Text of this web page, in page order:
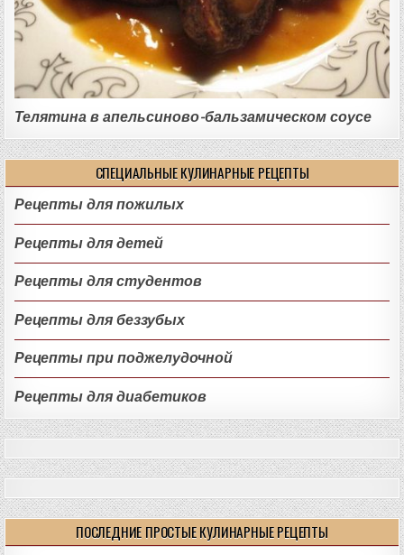
Телятина в апельсиново-бальзамическом соусе
СПЕЦИАЛЬНЫЕ КУЛИНАРНЫЕ РЕЦЕПТЫ
Рецепты для пожилых
Рецепты для детей
Рецепты для студентов
Рецепты для беззубых
Рецепты при поджелудочной
Рецепты для диабетиков
ПОСЛЕДНИЕ ПРОСТЫЕ КУЛИНАРНЫЕ РЕЦЕПТЫ